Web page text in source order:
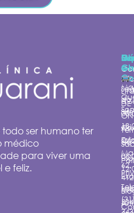
ser humano ter
médico
para viver uma
e feliz.
do
Site
de
e
à
DE
Av.
62,